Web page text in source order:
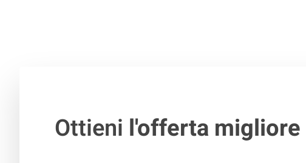
Ottieni l'offerta migliore